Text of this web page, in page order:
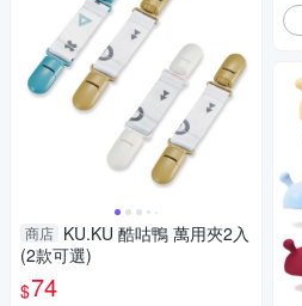
商店 KU.KU 酷咕鴨 萬用夾2入
(2款可選)
$74